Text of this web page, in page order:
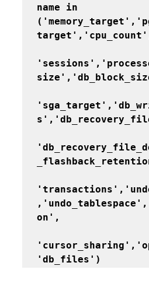
name in
on',
'db_files')